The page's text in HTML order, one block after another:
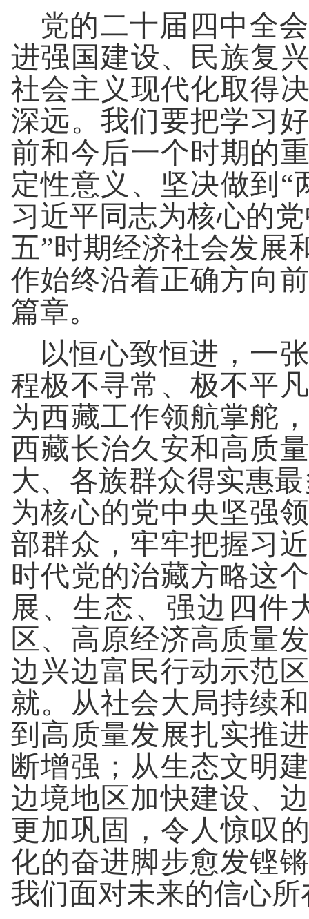
党的二十届四中全
进强国建设、民族复
社会主义现代化取得
深远。我们要把学习
前和今后一个时期的
定性意义、坚决做到
习近平同志为核心的
五”时期经济社会发展
作始终沿着正确方向
篇章。
以恒心致恒进，一
程极不寻常、极不平
为西藏工作领航掌舵
西藏长治久安和高质
大、各族群众得实惠
为核心的党中央坚强
部群众，牢牢把握习
时代党的治藏方略这
展、生态、强边四件
区、高原经济高质量
边兴边富民行动示范
就。从社会大局持续
到高质量发展扎实推
断增强；从生态文明
边境地区加快建设、
更加巩固，令人惊叹
化的奋进脚步愈发铿
我们面对未来的信心所